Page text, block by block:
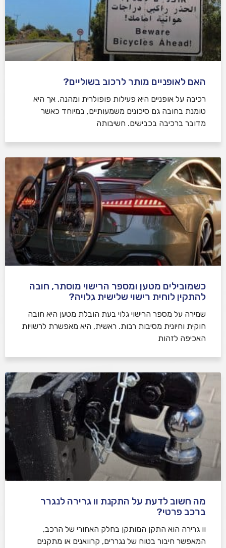
האם לאופניים מותר לרכוב בשוליים?
רכיבה על אופניים היא פעילות פופולרית ומהנה, אך היא
טומנת בחובה גם סיכונים משמעותיים, במיוחד כאשר
מדובר ברכיבה בכבישים. חשיבותה
כשמובילים מטען ומספר הרישוי מוסתר, חובה
להתקין לוחית רישוי שלישית גלויה?
שמירה על מספר הרישוי גלוי בעת הובלת מטען היא חובה
חוקית וחיונית מסיבות רבות. ראשית, היא מאפשרת לרשויות
האכיפה לזהות
מה חשוב לדעת על התקנת וו גרירה לנגרר
ברכב פרטי?
וו גרירה הוא התקן המותקן בחלק האחורי של הרכב,
המאפשר חיבור בטוח של נגררים, קרוואנים או מתקנים